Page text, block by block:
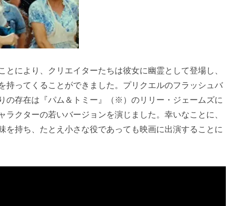
とにより、クリエイターたちは彼女に幽霊として登場し、
持ってくることができました。プリクエルのフラッシュバ
の存在は『パム＆トミー』（※）のリリー・ジェームズに
ラクターの若いバージョンを演じました。幸いなことに、
を持ち、たとえ小さな役であっても映画に出演することに